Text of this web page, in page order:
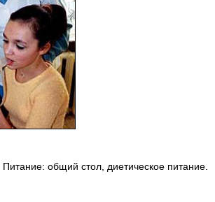
общий стол, диетическое питание.